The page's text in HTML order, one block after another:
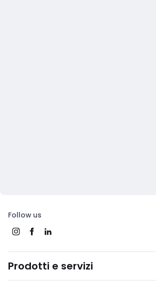
Follow us
Prodotti e servizi